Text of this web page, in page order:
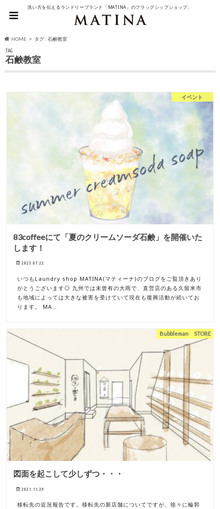
洗い方を伝えるランドリーブランド「MATINA」のフラッグシップショップ。
HOME タグ : 石鹸教室
TAG
石鹸教室
イベント
83coffeeにて「夏のクリームソーダ石鹸」を開催いた
します！
2023.07.22
いつもLaundry shop MATINA(マティーナ)のブログをご覧頂きあり
がとうございます◎ 九州では未曾有の大雨で、直営店のある久留米市
も地域によっては大きな被害を受けていて現在も復興活動が続いてお
ります。 MA…
Bubbleman STORE
図面を起こして少しずつ・・・
2021.11.29
移転先の近況報告です。移転先の新店舗についてですが、徐々に輪郭